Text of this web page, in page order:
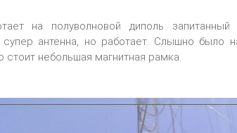
на полуволновой диполь запитанный
антенна, но работает. Слышно было
стоит небольшая магнитная рамка.